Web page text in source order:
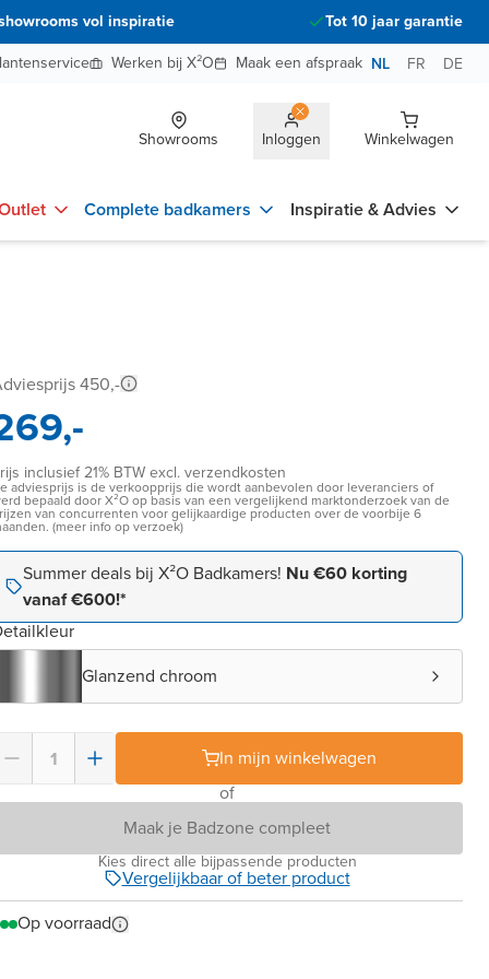
vol inspiratie
Tot 10 jaar garantie
Werken bij X²O Maak een afspraak NL FR DE
Showrooms Inloggen Winkelwagen
Complete badkamers Inspiratie & Advies
450,-
inclusief 21% BTW excl. verzendkosten
adviesprijs is de verkoopprijs die wordt aanbevolen door leveranciers of
bepaald door X²O op basis van een vergelijkend marktonderzoek van de
van concurrenten voor gelijkaardige producten over de voorbije 6
(meer info op verzoek)
Summer deals bij X²O Badkamers! Nu €60 korting
vanaf €600!*
Glanzend chroom
In mijn winkelwagen
of
Maak je Badzone compleet
Kies direct alle bijpassende producten
Vergelijkbaar of beter product
Op voorraad